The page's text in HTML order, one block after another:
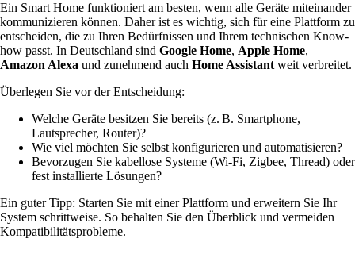
Ein Smart Home funktioniert am besten, wenn alle Geräte miteinander
kommunizieren können. Daher ist es wichtig, sich für eine Plattform zu
entscheiden, die zu Ihren Bedürfnissen und Ihrem technischen Know-
how passt. In Deutschland sind Google Home, Apple Home,
Amazon Alexa und zunehmend auch Home Assistantweit verbreitet.
Überlegen Sie vor der Entscheidung:
Welche Geräte besitzen Sie bereits (z. B. Smartphone,
Lautsprecher, Router)?
Wie viel möchten Sie selbst konfigurieren und automatisieren?
Bevorzugen Sie kabellose Systeme (Wi-Fi, Zigbee, Thread) oder
fest installierte Lösungen?
Ein guter Tipp: Starten Sie mit einer Plattform und erweitern Sie Ihr
System schrittweise. So behalten Sie den Überblick und vermeiden
Kompatibilitätsprobleme.